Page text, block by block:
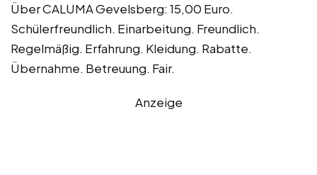
Über CALUMA Gevelsberg: 15,00 Euro.
Schülerfreundlich. Einarbeitung. Freundlich.
Regelmäßig. Erfahrung. Kleidung. Rabatte.
Übernahme. Betreuung. Fair.
Anzeige